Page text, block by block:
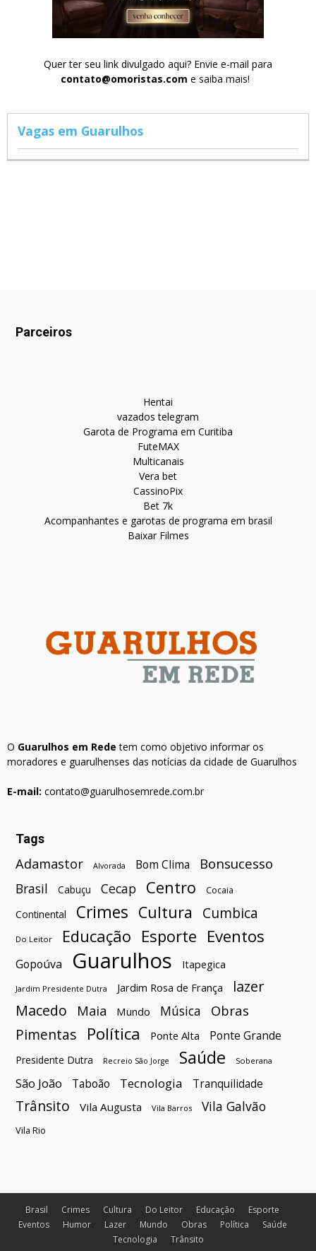
Quer ter seu link divulgado aqui? Envie e-mail para
contato@omoristas.com e saiba mais!
Vagas em Guarulhos
Parceiros
Hentai
vazados telegram
Garota de Programa em Curitiba
FuteMAX
Multicanais
Vera bet
CassinoPix
Bet 7k
Acompanhantes e garotas de programa em brasil
Baixar Filmes
O Guarulhos em Rede tem como objetivo informar os
moradores e guarulhenses das notícias da cidade de Guarulhos
E-mail: contato@guarulhosemrede.com.br
Tags
Adamastor Alvorada Bom Clima Bonsucesso
Brasil Cabuçu Cecap Centro Cocaia
Continental Crimes Cultura Cumbica
Do Leitor Educação Esporte Eventos
Gopoúva Guarulhos Itapegica
Jardim Presidente Dutra Jardim Rosa de França
lazer
Macedo
Maia Mundo Música Obras
Pimentas Política Ponte Alta Ponte Grande
Presidente Dutra Recreio São Jorge Saúde Soberana
São João Taboão Tecnologia Tranquilidade
Trânsito Vila Augusta Vila Barros Vila Galvão
Vila Rio
Brasil Crimes Cultura Do Leitor Educação
Esporte
Eventos
Humor Lazer Mundo Obras Política
Saúde
Tecnologia
Trânsito